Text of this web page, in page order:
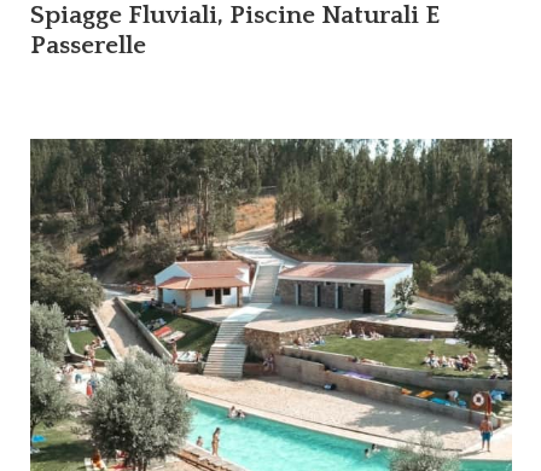
Spiagge Fluviali, Piscine Naturali E
Passerelle